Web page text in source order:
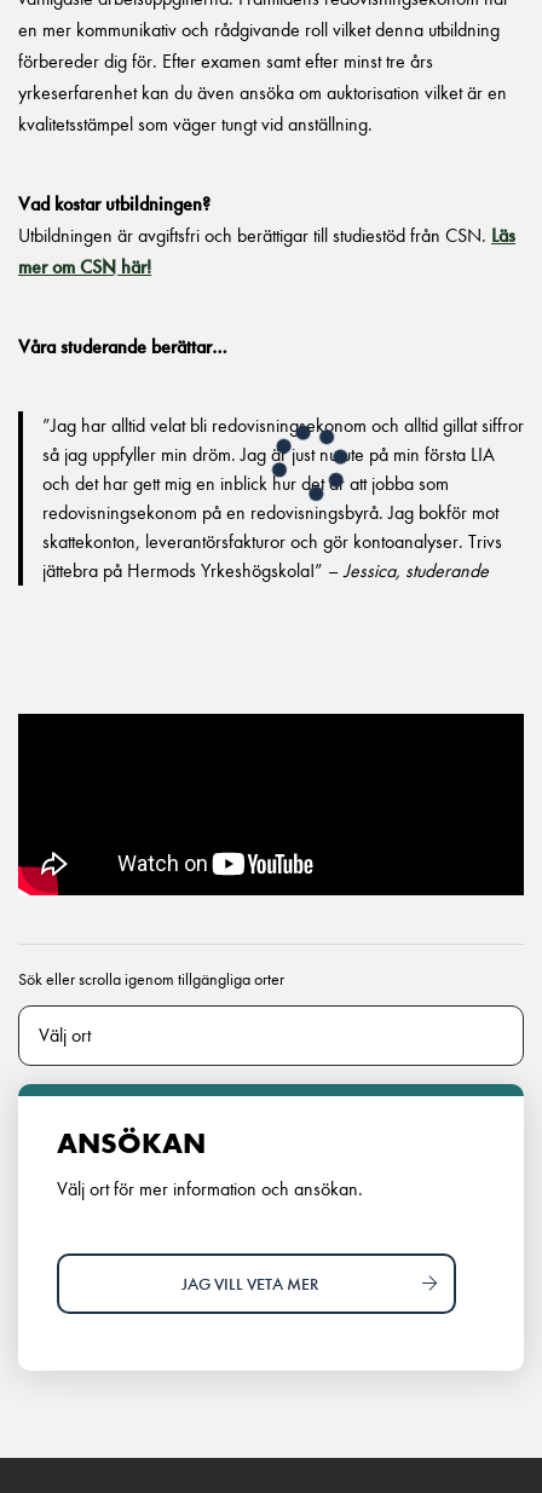
en mer kommunikativ och rådgivande roll vilket denna utbildning
förbereder dig för. Efter examen samt efter minst tre års
yrkeserfarenhet kan du även ansöka om auktorisation vilket är en
kvalitetsstämpel som väger tungt vid anställning.
Vad kostar utbildningen?
Utbildningen är avgiftsfri och berättigar till studiestöd från CSN. Läs
mer om CSN här!
Våra studerande berättar…
”Jag har alltid velat bli redovisningsekonom och alltid gillat siffror
så jag uppfyller min dröm. Jag är just nu ute på min första LIA
och det har gett mig en inblick hur det är att jobba som
redovisningsekonom på en redovisningsbyrå. Jag bokför mot
skattekonton, leverantörsfakturor och gör kontoanalyser. Trivs
jättebra på Hermods Yrkeshögskola!” – Jessica, studerande
Sök eller scrolla igenom tillgängliga orter
ANSÖKAN
Välj ort för mer information och ansökan.
JAG VILL VETA MER